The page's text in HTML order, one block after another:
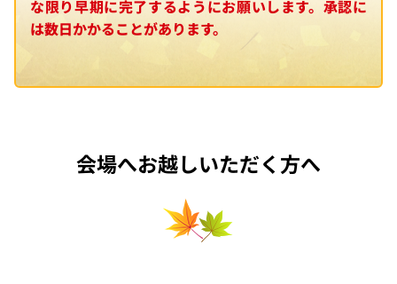
な限り早期に完了するようにお願いします。承認に
は数日かかることがあります。
会場へお越しいただく方へ